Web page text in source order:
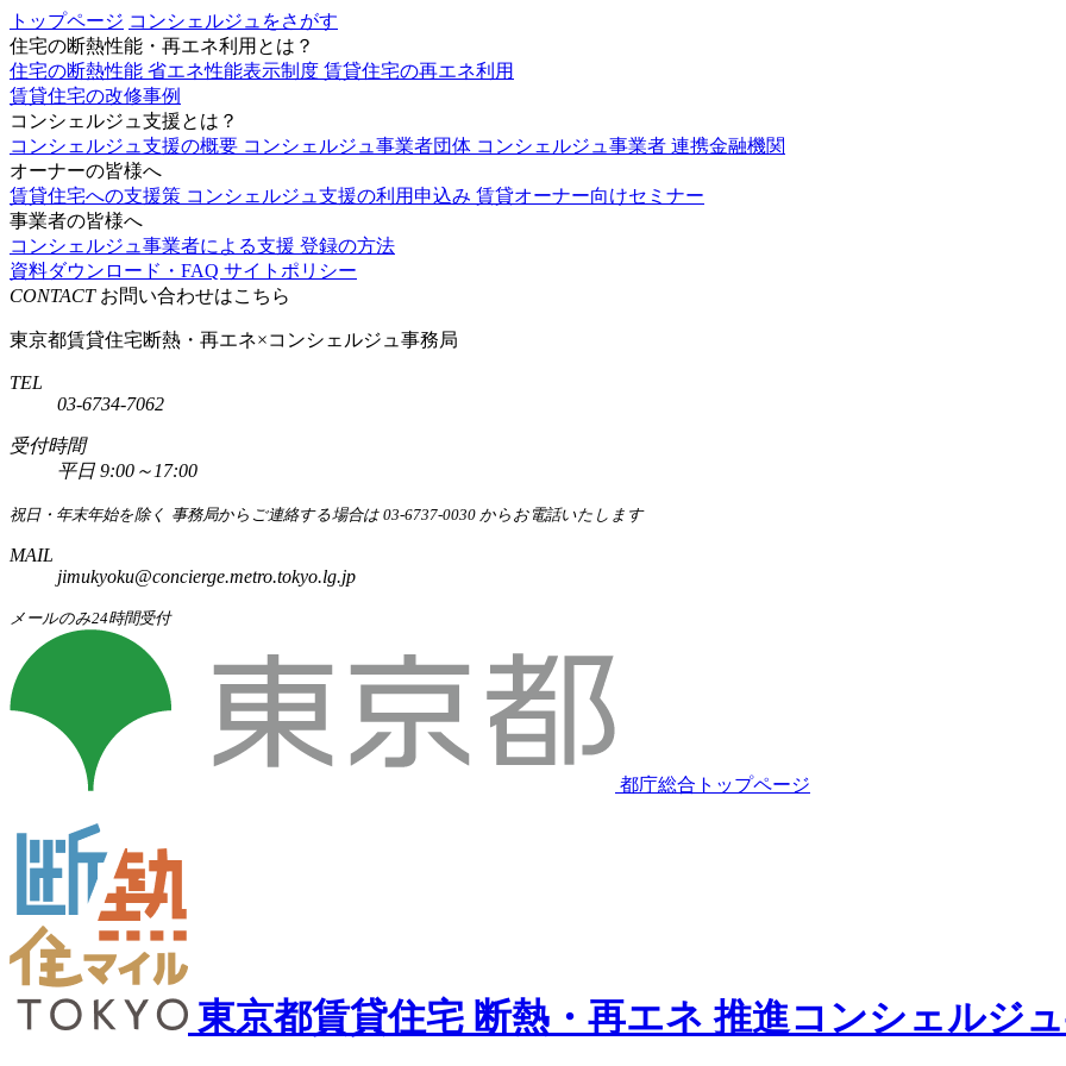
トップページ コンシェルジュをさがす
住宅の断熱性能・再エネ利用とは？
住宅の断熱性能 省エネ性能表示制度 賃貸住宅の再エネ利用
賃貸住宅の改修事例
コンシェルジュ支援とは？
コンシェルジュ支援の概要 コンシェルジュ事業者団体 コンシェルジュ事業者 連携金融機関
オーナーの皆様へ
賃貸住宅への支援策 コンシェルジュ支援の利用申込み 賃貸オーナー向けセミナー
事業者の皆様へ
コンシェルジュ事業者による支援 登録の方法
資料ダウンロード・FAQ サイトポリシー
CONTACT お問い合わせはこちら
東京都賃貸住宅断熱・再エネ×コンシェルジュ事務局
TEL
03-6734-7062
受付時間
平日 9:00～17:00
祝日・年末年始を除く 事務局からご連絡する場合は 03-6737-0030 からお電話いたします
MAIL
jimukyoku@concierge.metro.tokyo.lg.jp
メールのみ24時間受付
都庁総合トップページ
東京都賃貸住宅 断熱・再エネ 推進コンシェルジ